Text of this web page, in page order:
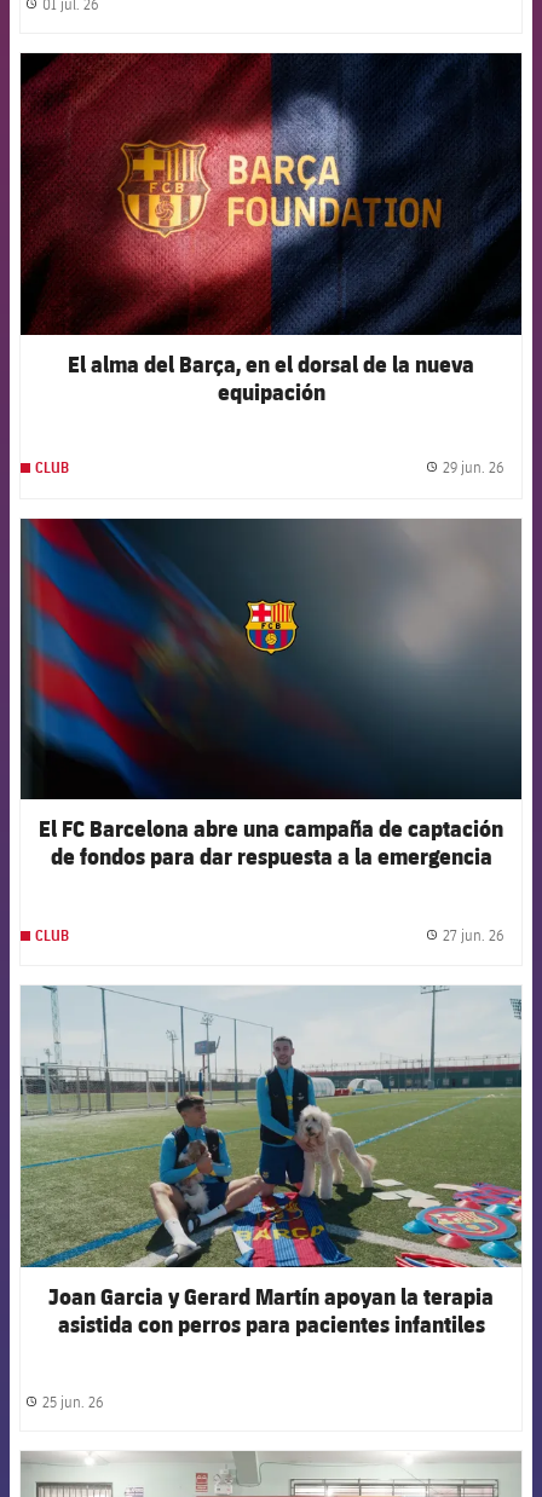
label.share.clock
FCB Barcelona badge
El alma del Barça, en el dorsal de la nueva
equipación
CLUB 29 jun. 26
El FC Barcelona abre una campaña de captación
de fondos para dar respuesta a la emergencia
CLUB 27 jun. 26
FCB Barcelona badge
Joan Garcia y Gerard Martín apoyan la terapia
asistida con perros para pacientes infantiles
label.share.clock
25 jun. 26
FCB Barcelona badge